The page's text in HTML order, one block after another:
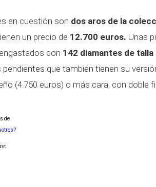
en cuestión son dos aros de la
un precio de 12.700 euros. Unas
con 142 diamantes de
pendientes que también tienen su
(4.750 euros) o más cara, con doble
de